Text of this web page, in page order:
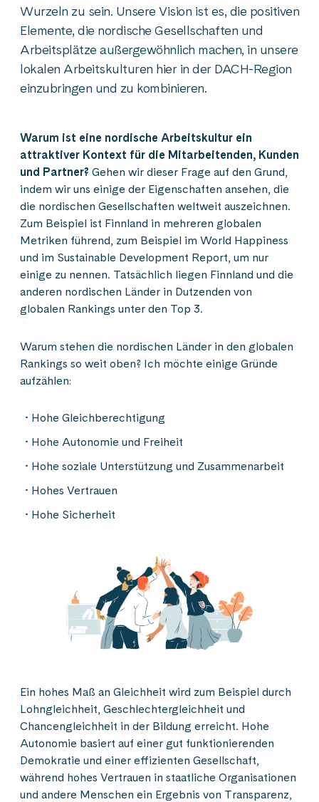
Wurzeln zu sein. Unsere Vision ist es, die positiven
Elemente, die nordische Gesellschaften und
Arbeitsplätze außergewöhnlich machen, in unsere
lokalen Arbeitskulturen hier in der DACH-Region
einzubringen und zu kombinieren.
Warum ist eine nordische Arbeitskultur ein
attraktiver Kontext für die Mitarbeitenden, Kunden
und Partner? Gehen wir dieser Frage auf den Grund,
indem wir uns einige der Eigenschaften ansehen, die
die nordischen Gesellschaften weltweit auszeichnen.
Zum Beispiel ist Finnland in mehreren globalen
Metriken führend, zum Beispiel im World Happiness
und im Sustainable Development Report, um nur
einige zu nennen. Tatsächlich liegen Finnland und die
anderen nordischen Länder in Dutzenden von
globalen Rankings unter den Top 3.
Warum stehen die nordischen Länder in den globalen
Rankings so weit oben? Ich möchte einige Gründe
aufzählen:
Hohe Gleichberechtigung
Hohe Autonomie und Freiheit
Hohe soziale Unterstützung und Zusammenarbeit
Hohes Vertrauen
Hohe Sicherheit
Ein hohes Maß an Gleichheit wird zum Beispiel durch
Lohngleichheit, Geschlechtergleichheit und
Chancengleichheit in der Bildung erreicht. Hohe
Autonomie basiert auf einer gut funktionierenden
Demokratie und einer effizienten Gesellschaft,
während hohes Vertrauen in staatliche Organisationen
und andere Menschen ein Ergebnis von Transparenz,